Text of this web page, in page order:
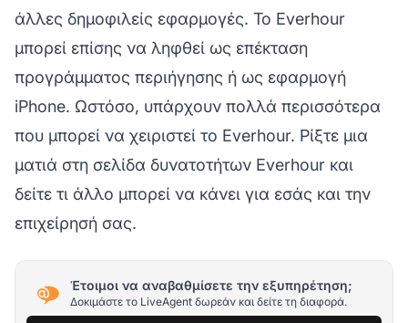
άλλες δημοφιλείς εφαρμογές. Το Everhour
μπορεί επίσης να ληφθεί ως επέκταση
προγράμματος περιήγησης ή ως εφαρμογή
iPhone. Ωστόσο, υπάρχουν πολλά περισσότερα
που μπορεί να χειριστεί το Everhour. Ρίξτε μια
ματιά στη σελίδα δυνατοτήτων Everhour και
δείτε τι άλλο μπορεί να κάνει για εσάς και την
επιχείρησή σας.
Έτοιμοι να αναβαθμίσετε την εξυπηρέτηση;
Δοκιμάστε το LiveAgent δωρεάν και δείτε τη διαφορά.